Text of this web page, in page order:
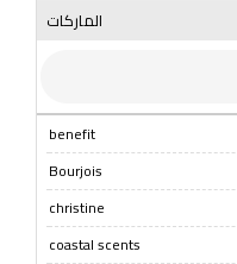
الماركات
benefit
Bourjois
christine
coastal scents